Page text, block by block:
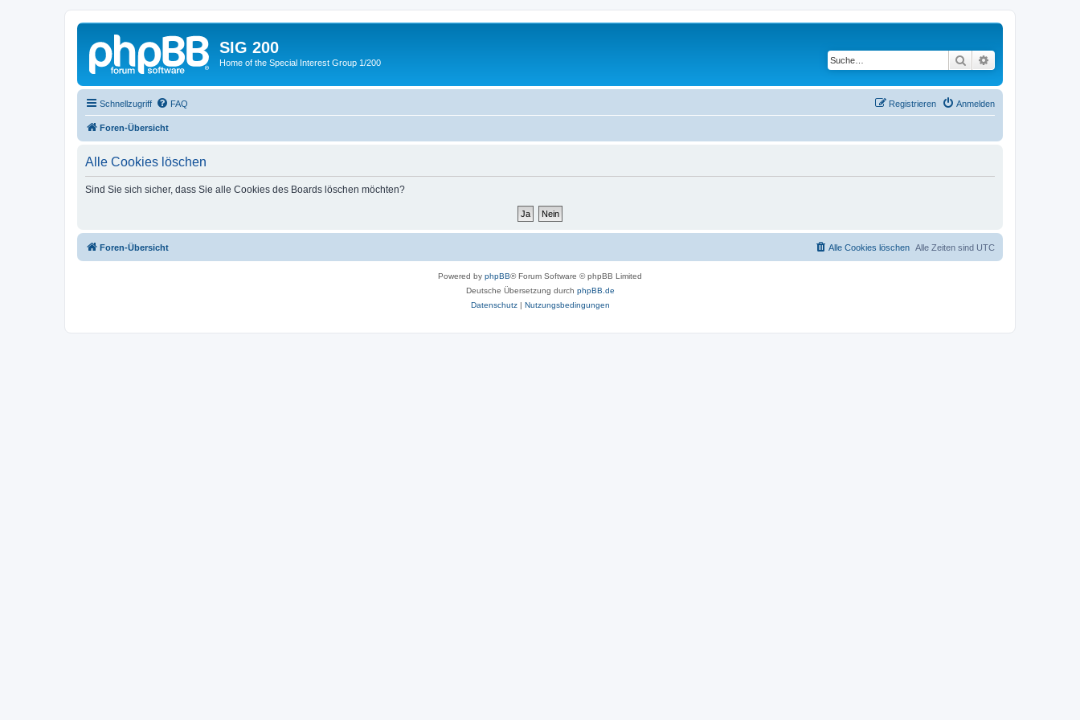
SIG 200
Home of the Special Interest Group 1/200 Suche
Schnellzugriff FAQ Anmelden
Registrieren
Foren-Übersicht
Alle Cookies löschen
Sind Sie sich sicher, dass Sie alle Cookies des Boards löschen möchten?
Foren-Übersicht Alle Zeiten sind UTC
Alle Cookies löschen
Powered by phpBB® Forum Software © phpBB Limited
Deutsche Übersetzung durch phpBB.de
Datenschutz| Nutzungsbedingungen